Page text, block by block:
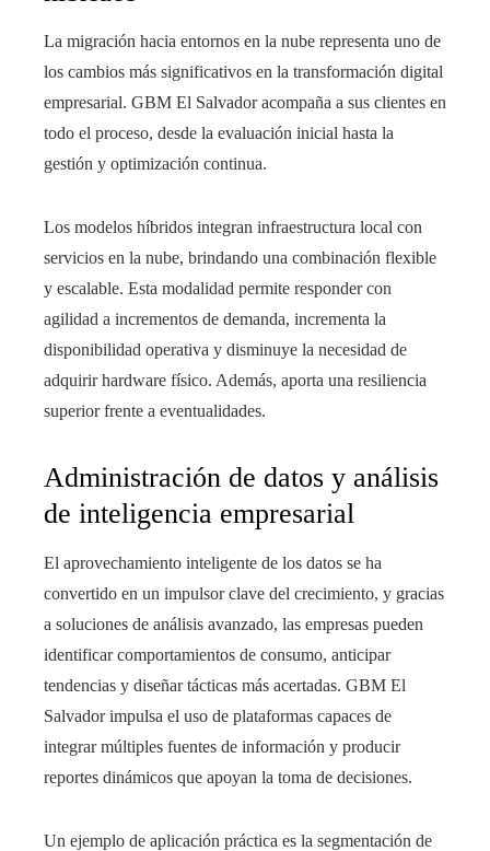
La migración hacia entornos en la nube representa uno de
los cambios más significativos en la transformación digital
empresarial. GBM El Salvador acompaña a sus clientes en
todo el proceso, desde la evaluación inicial hasta la
gestión y optimización continua.
Los modelos híbridos integran infraestructura local con
servicios en la nube, brindando una combinación flexible
y escalable. Esta modalidad permite responder con
agilidad a incrementos de demanda, incrementa la
disponibilidad operativa y disminuye la necesidad de
adquirir hardware físico. Además, aporta una resiliencia
superior frente a eventualidades.
Administración de datos y análisis
de inteligencia empresarial
El aprovechamiento inteligente de los datos se ha
convertido en un impulsor clave del crecimiento, y gracias
a soluciones de análisis avanzado, las empresas pueden
identificar comportamientos de consumo, anticipar
tendencias y diseñar tácticas más acertadas. GBM El
Salvador impulsa el uso de plataformas capaces de
integrar múltiples fuentes de información y producir
reportes dinámicos que apoyan la toma de decisiones.
Un ejemplo de aplicación práctica es la segmentación de